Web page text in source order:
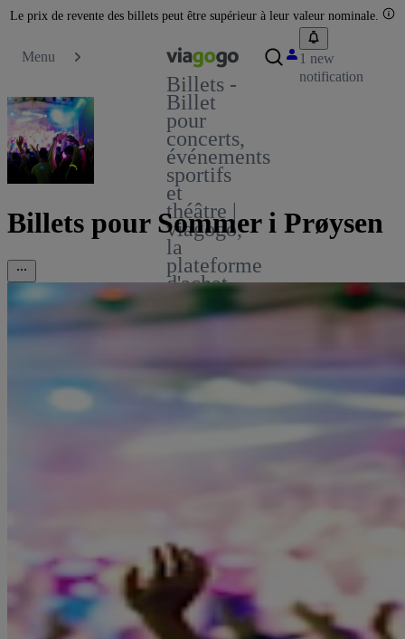
Le prix de revente des billets peut être supérieur à leur valeur nominale.
Menu
Billets -
Billet
pour
concerts,
événements
sportifs
et
théâtre |
viagogo,
la
plateforme
d'achat
vente
1 new
notification
Billets pour Sommer i Prøysen